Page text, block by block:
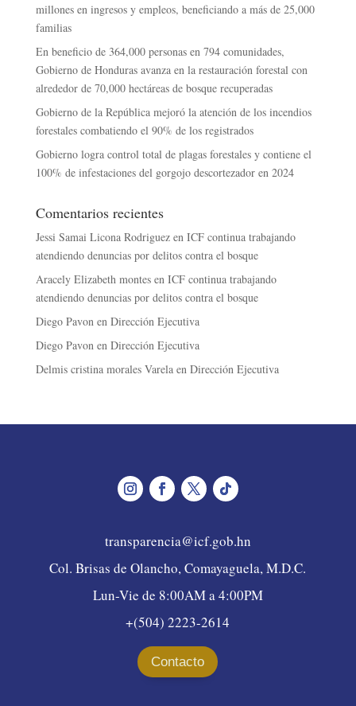
millones en ingresos y empleos, beneficiando a más de 25,000
familias
En beneficio de 364,000 personas en 794 comunidades,
Gobierno de Honduras avanza en la restauración forestal con
alrededor de 70,000 hectáreas de bosque recuperadas
Gobierno de la República mejoró la atención de los incendios
forestales combatiendo el 90% de los registrados
Gobierno logra control total de plagas forestales y contiene el
100% de infestaciones del gorgojo descortezador en 2024
Comentarios recientes
Jessi Samai Licona Rodriguezen ICF continua trabajando
atendiendo denuncias por delitos contra el bosque
Aracely Elizabeth montesen ICF continua trabajando
atendiendo denuncias por delitos contra el bosque
Diego Pavonen Dirección Ejecutiva
Diego Pavonen Dirección Ejecutiva
Delmis cristina morales Varelaen Dirección Ejecutiva
transparencia@icf.gob.hn
Col. Brisas de Olancho, Comayaguela, M.D.C.
Lun-Vie de 8:00AM a 4:00PM
+(504) 2223-2614
Contacto